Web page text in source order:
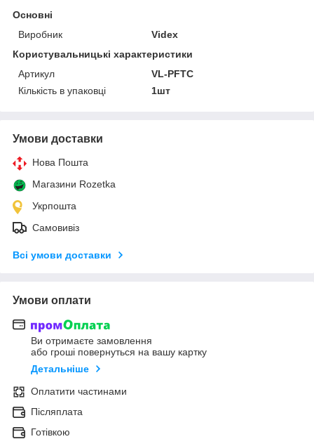
Основні
Виробник
Videx
Користувальницькі характеристики
Артикул
VL-PFTC
Кількість в упаковці
1шт
Умови доставки
Нова Пошта
Магазини Rozetka
Укрпошта
Самовивіз
Всі умови доставки
Умови оплати
Ви отримаєте замовлення
або гроші повернуться на вашу картку
Детальніше
Оплатити частинами
Післяплата
Готівкою